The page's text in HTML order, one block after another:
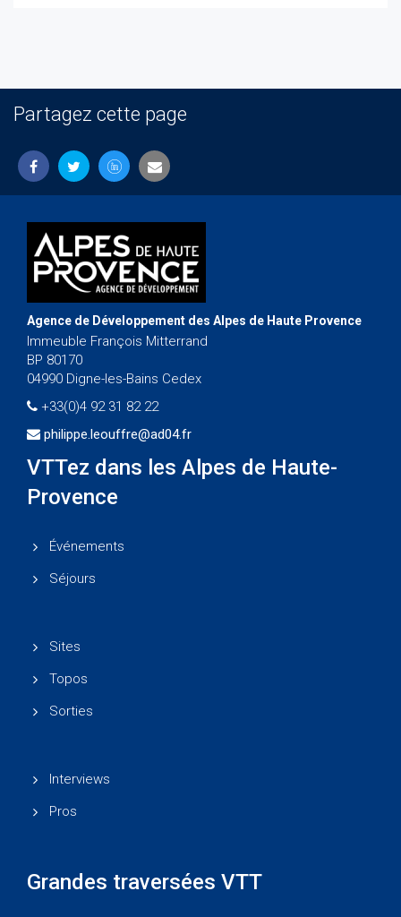
Partagez cette page
Agence de Développement des Alpes de Haute Provence
Immeuble François Mitterrand
BP 80170
04990 Digne-les-Bains Cedex
+33(0)4 92 31 82 22
philippe.leouffre@ad04.fr
VTTez dans les Alpes de Haute-
Provence
Événements
Séjours
Sites
Topos
Sorties
Interviews
Pros
Grandes traversées VTT